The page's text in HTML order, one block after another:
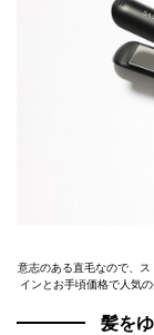
意志のある直毛なので、
インとお手頃価格で人気
髪を